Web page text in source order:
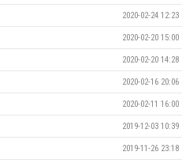
2020-02-24 12:23
2020-02-20 15:00
2020-02-20 14:28
2020-02-16 20:06
2020-02-11 16:00
2019-12-03 10:39
2019-11-26 23:18